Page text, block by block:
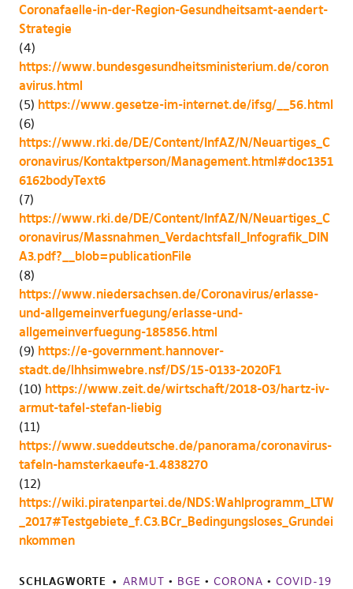
Coronafaelle-in-der-Region-Gesundheitsamt-aendert-
Strategie
(4)
https://www.bundesgesundheitsministerium.de/coron
avirus.html
(5) https://www.gesetze-im-internet.de/ifsg/__56.html
(6)
https://www.rki.de/DE/Content/InfAZ/N/Neuartiges_C
oronavirus/Kontaktperson/Management.html#doc1351
6162bodyText6
(7)
https://www.rki.de/DE/Content/InfAZ/N/Neuartiges_C
oronavirus/Massnahmen_Verdachtsfall_Infografik_DIN
A3.pdf?__blob=publicationFile
(8)
https://www.niedersachsen.de/Coronavirus/erlasse-
und-allgemeinverfuegung/erlasse-und-
allgemeinverfuegung-185856.html
(9) https://e-government.hannover-
stadt.de/lhhsimwebre.nsf/DS/15-0133-2020F1
(10) https://www.zeit.de/wirtschaft/2018-03/hartz-iv-
armut-tafel-stefan-liebig
(11)
https://www.sueddeutsche.de/panorama/coronavirus-
tafeln-hamsterkaeufe-1.4838270
(12)
https://wiki.piratenpartei.de/NDS:Wahlprogramm_LTW
_2017#Testgebiete_f.C3.BCr_Bedingungsloses_Grundei
nkommen
SCHLAGWORTE ARMUT • BGE • CORONA • COVID-19